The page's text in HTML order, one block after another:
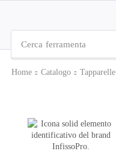
Cerca ferramenta
Home Catalogo Tapparelle